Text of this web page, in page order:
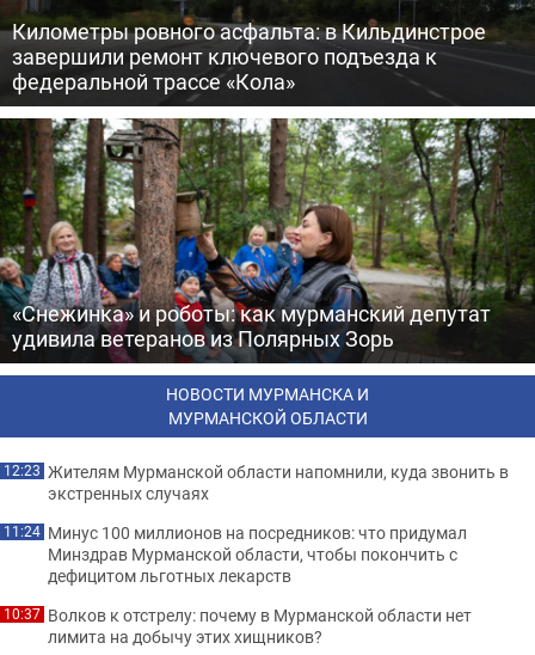
Километры ровного асфальта: в Кильдинстрое
завершили ремонт ключевого подъезда к
федеральной трассе «Кола»
«Снежинка» и роботы: как мурманский депутат
удивила ветеранов из Полярных Зорь
НОВОСТИ МУРМАНСКА И
МУРМАНСКОЙ ОБЛАСТИ
12:23 Жителям Мурманской области напомнили, куда звонить в
экстренных случаях
11:24 Минус 100 миллионов на посредников: что придумал
Минздрав Мурманской области, чтобы покончить с
дефицитом льготных лекарств
10:37 Волков к отстрелу: почему в Мурманской области нет
лимита на добычу этих хищников?